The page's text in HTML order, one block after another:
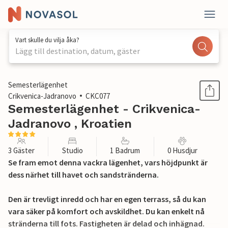
Vart skulle du vilja åka?
Lägg till destination, datum, gäster
1 / 32
Semesterlägenhet
Crikvenica-Jadranovo
CKC077
Semesterlägenhet - Crikvenica-
Jadranovo , Kroatien
3 Gäster Studio 1 Badrum 0 Husdjur
Se fram emot denna vackra lägenhet, vars höjdpunkt är
dess närhet till havet och sandstränderna.
Den är trevligt inredd och har en egen terrass, så du kan
vara säker på komfort och avskildhet. Du kan enkelt nå
stränderna till fots. Fastigheten är delad och inhägnad.